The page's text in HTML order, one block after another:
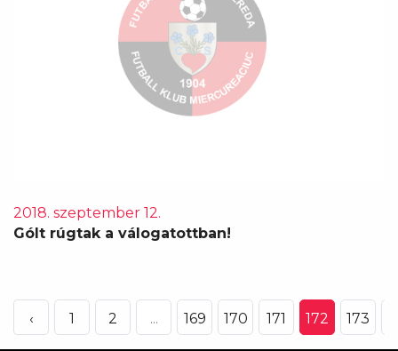
2018. szeptember 12.
Gólt rúgtak a válogatottban!
‹ 1 2 ... 169 170 171 172 173